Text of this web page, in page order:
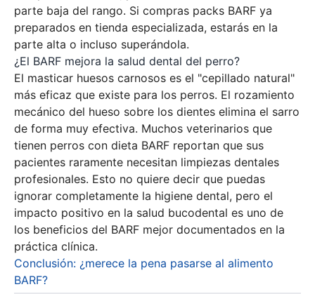
parte baja del rango. Si compras packs BARF ya
preparados en tienda especializada, estarás en la
parte alta o incluso superándola.
¿El BARF mejora la salud dental del perro?
El masticar huesos carnosos es el "cepillado natural"
más eficaz que existe para los perros. El rozamiento
mecánico del hueso sobre los dientes elimina el sarro
de forma muy efectiva. Muchos veterinarios que
tienen perros con dieta BARF reportan que sus
pacientes raramente necesitan limpiezas dentales
profesionales. Esto no quiere decir que puedas
ignorar completamente la higiene dental, pero el
impacto positivo en la salud bucodental es uno de
los beneficios del BARF mejor documentados en la
práctica clínica.
Conclusión: ¿merece la pena pasarse al alimento
BARF?